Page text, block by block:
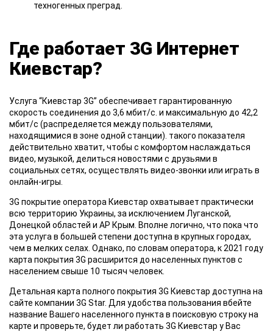
техногенных преград.
Где работает 3G Интернет
Киевстар?
Услуга “Киевстар 3G” обеспечивает гарантированную
скорость соединения до 3,6 мбит/с. и максимальную до 42,2
мбит/с (распределяется между пользователями,
находящимися в зоне одной станции). такого показателя
действительно хватит, чтобы с комфортом наслаждаться
видео, музыкой, делиться новостями с друзьями в
социальных сетях, осуществлять видео-звонки или играть в
онлайн-игры.
3G покрытие оператора Киевстар охватывает практически
всю территорию Украины, за исключением Луганской,
Донецкой областей и АР Крым. Вполне логично, что пока что
эта услуга в большей степени доступна в крупных городах,
чем в мелких селах. Однако, по словам оператора, к 2021 году
карта покрытия 3G расширится до населенных пунктов с
населением свыше 10 тысяч человек.
Детальная картаполного покрытия 3G Киевстар доступна на
сайте компании 3G Star. Для удобства пользования вбейте
название Вашего населенного пункта в поисковую строку на
карте и проверьте, будет ли работать 3G Киевстар у Вас